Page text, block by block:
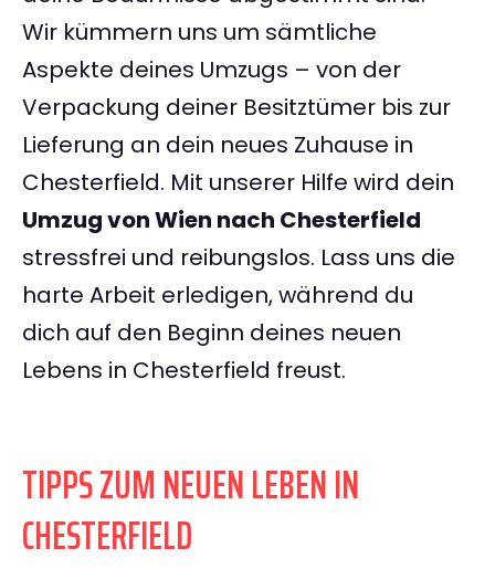
Wir kümmern uns um sämtliche
Aspekte deines Umzugs – von der
Verpackung deiner Besitztümer bis zur
Lieferung an dein neues Zuhause in
Chesterfield. Mit unserer Hilfe wird dein
Umzug von Wien nach Chesterfield
stressfrei und reibungslos. Lass uns die
harte Arbeit erledigen, während du
dich auf den Beginn deines neuen
Lebens in Chesterfield freust.
TIPPS ZUM NEUEN LEBEN IN
CHESTERFIELD